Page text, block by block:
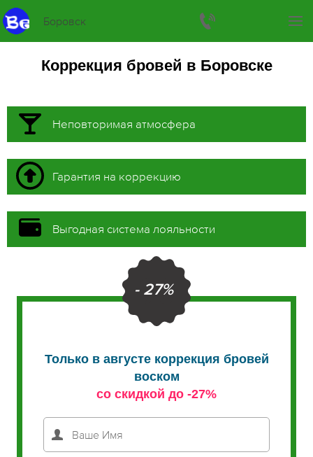
Боровск
Коррекция бровей в Боровске
Неповторимая атмосфера
Гарантия на коррекцию
Выгодная система лояльности
- 27%
Только в августе коррекция бровей
воском
со скидкой до -27%